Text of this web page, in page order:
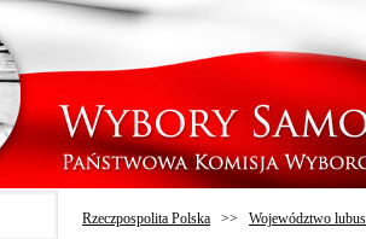
Rzeczpospolita Polska >> Województwo